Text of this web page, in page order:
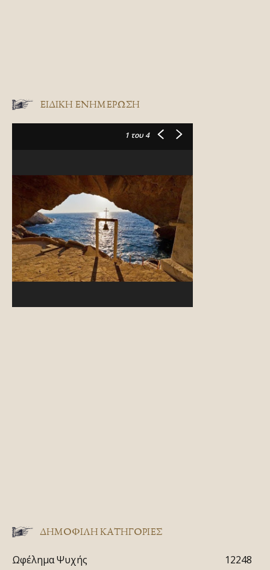
ΕΙΔΙΚΉ ΕΝΗΜΈΡΩΣΗ
1 του 4
ΔΗΜΟΦΙΛΗ ΚΑΤΗΓΟΡΙΕΣ
Ωφέλημα Ψυχής
12248